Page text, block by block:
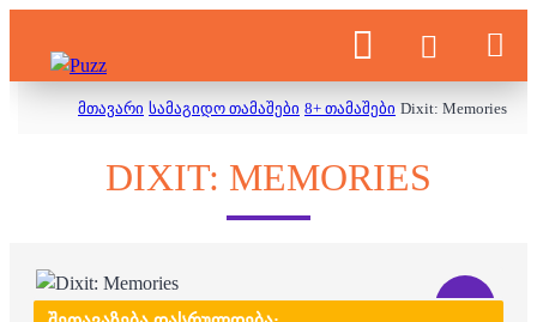
მთავარი სამაგიდო თამაშები 8+ თამაშები Dixit: Memories
DIXIT: MEMORIES
-31 %